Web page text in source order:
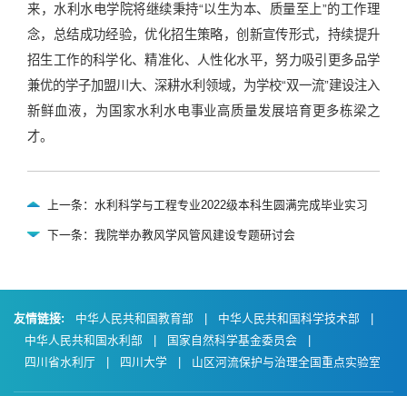
来，水利水电学院将继续秉持“以生为本、质量至上”的工作理
念，总结成功经验，优化招生策略，创新宣传形式，持续提升
招生工作的科学化、精准化、人性化水平，努力吸引更多品学
兼优的学子加盟川大、深耕水利领域，为学校“双一流”建设注入
新鲜血液，为国家水利水电事业高质量发展培育更多栋梁之
才。
上一条：水利科学与工程专业2022级本科生圆满完成毕业实习
下一条：我院举办教风学风管风建设专题研讨会
友情链接: 中华人民共和国教育部 | 中华人民共和国科学技术部
|
中华人民共和国水利部
| 国家自然科学基金委员会
|
四川省水利厅
| 四川大学 | 山区河流保护与治理全国重点实验室